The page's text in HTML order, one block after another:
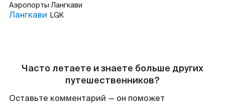
Аэропорты Лангкави
Лангкави LGK
Часто летаете и знаете больше других
путешественников?
Оставьте комментарий — он поможет